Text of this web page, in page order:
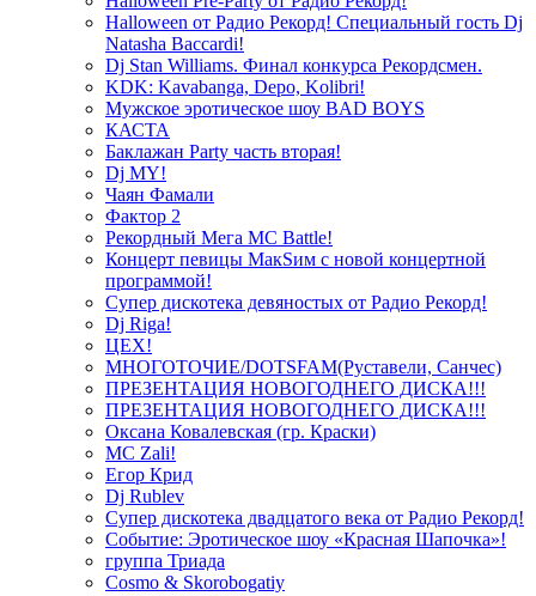
Halloween от Радио Рекорд! Специальный гость Dj
Natasha Baccardi!
Dj Stan Williams. Финал конкурса Рекордсмен.
KDK: Kavabanga, Depo, Kolibri!
Мужское эротическое шоу BAD BOYS
КАСТА
Баклажан Party часть вторая!
Dj MY!
Чаян Фамали
Фактор 2
Рекордный Мега МС Battle!
Концерт певицы МакSим с новой концертной
программой!
Супер дискотека девяностых от Радио Рекорд!
Dj Riga!
ЦЕХ!
МНОГОТОЧИЕ/DOTSFAM(Руставели, Санчес)
ПРЕЗЕНТАЦИЯ НОВОГОДНЕГО ДИСКА!!!
ПРЕЗЕНТАЦИЯ НОВОГОДНЕГО ДИСКА!!!
Оксана Ковалевская (гр. Краски)
MC Zali!
Егор Крид
Dj Rublev
Супер дискотека двадцатого века от Радио Рекорд!
Событие: Эротическое шоу «Красная Шапочка»!
группа Триада
Cosmo & Skorobogatiy